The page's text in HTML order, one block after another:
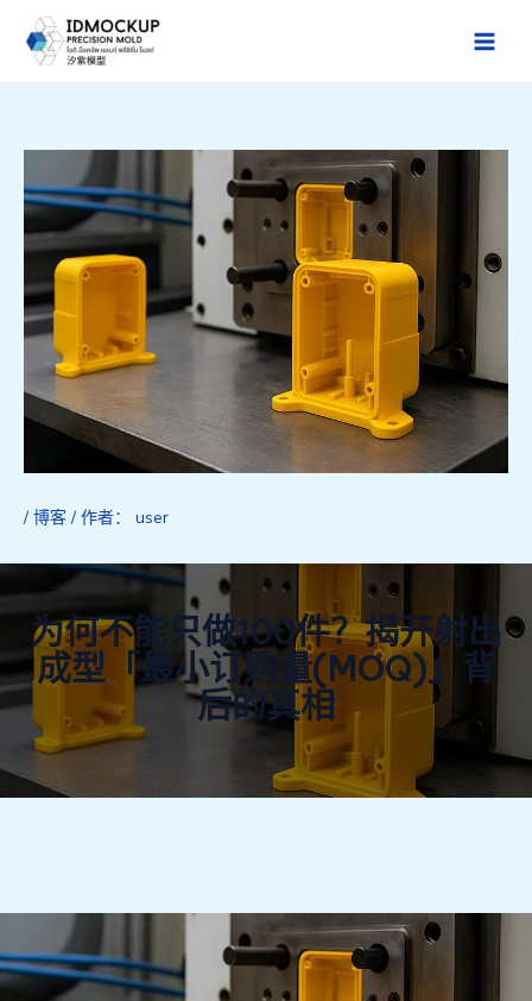
Main
/ 博客/ 作者： user
为何不能只做100件？揭开射出
成型「最小订购量(MOQ)」背
后的真相